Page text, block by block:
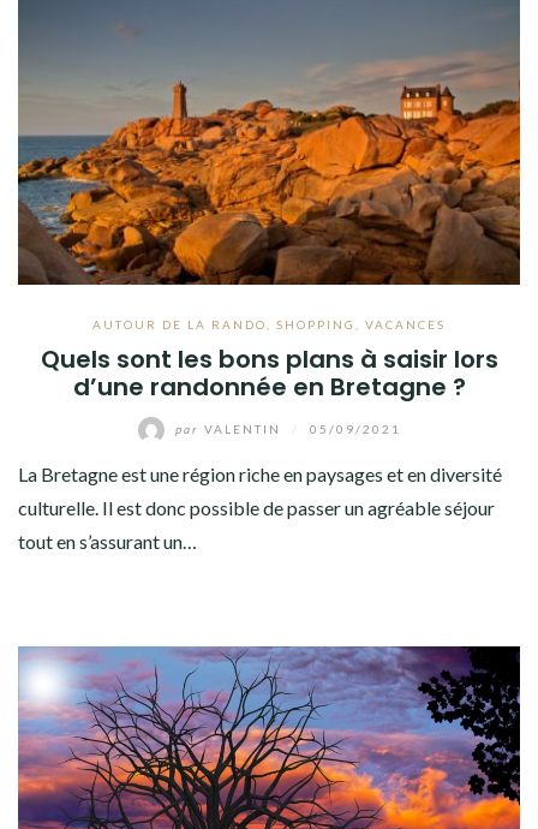
AUTOUR DE LA RANDO SHOPPING VACANCES
Quels sont les bons plans à saisir lors
d’une randonnée en Bretagne ?
par VALENTIN 05/09/2021
La Bretagne est une région riche en paysages et en diversité
culturelle. Il est donc possible de passer un agréable séjour
tout en s’assurant un…